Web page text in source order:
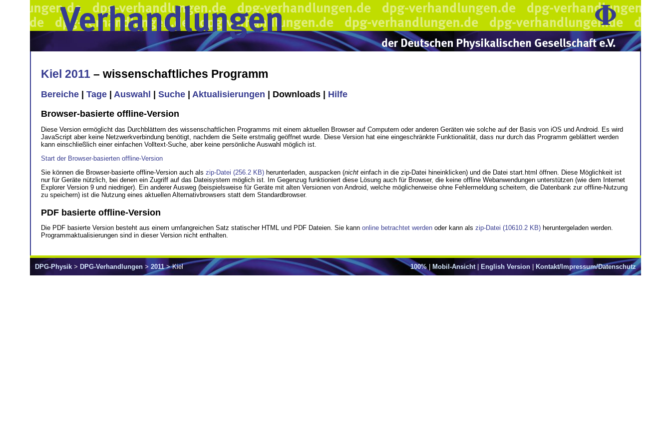
Kiel 2011 – wissenschaftliches Programm
Bereiche Tage Auswahl Suche Aktualisierungen | Downloads | Hilfe
Browser-basierte offline-Version
Diese Version ermöglicht das Durchblättern des wissenschaftlichen Programms mit einem aktuellen Browser auf Computern oder anderen Geräten wie solche auf der Basis von iOS und Android. Es wird
JavaScript aber keine Netzwerkverbindung benötigt, nachdem die Seite erstmalig geöffnet wurde. Diese Version hat eine eingeschränkte Funktionalität, dass nur durch das Programm geblättert werden
kann einschließlich einer einfachen Volltext-Suche, aber keine persönliche Auswahl möglich ist.
Start der Browser-basierten offline-Version
Sie können die Browser-basierte offline-Version auch als zip-Datei (256.2 KB) herunterladen, auspacken (nicht einfach in die zip-Datei hineinklicken) und die Datei start.html öffnen. Diese Möglichkeit ist
nur für Geräte nützlich, bei denen ein Zugriff auf das Dateisystem möglich ist. Im Gegenzug funktioniert diese Lösung auch für Browser, die keine offline Webanwendungen unterstützen (wie dem Internet
Explorer Version 9 und niedriger). Ein anderer Ausweg (beispielsweise für Geräte mit alten Versionen von Android, welche möglicherweise ohne Fehlermeldung scheitern, die Datenbank zur offline-Nutzung
zu speichern) ist die Nutzung eines aktuellen Alternativbrowsers statt dem Standardbrowser.
PDF basierte offline-Version
Die PDF basierte Version besteht aus einem umfangreichen Satz statischer HTML und PDF Dateien. Sie kann online betrachtet werden oder kann als zip-Datei (10610.2 KB) heruntergeladen werden.
Programmaktualisierungen sind in dieser Version nicht enthalten.
100%| Mobil-Ansicht| English Version Kontakt/Impressum/Datenschutz
DPG-Physik > DPG-Verhandlungen > 2011> Kiel